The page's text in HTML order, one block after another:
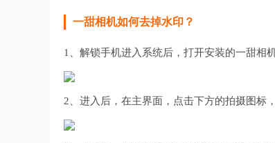
一甜相机如何去掉水印？
1、解锁手机进入系统后，打开安装的一甜相机
2、进入后，在主界面，点击下方的拍摄图标